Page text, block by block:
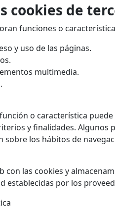
cookies de
funciones o
y uso de las páginas.
multimedia.
o característica
y finalidades.
los hábitos de
con las cookies y
establecidas por los